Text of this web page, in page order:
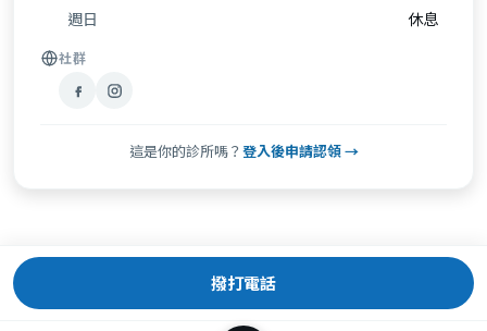
週日
休息
社群
這是你的診所嗎？ 登入後申請認領 →
撥打電話